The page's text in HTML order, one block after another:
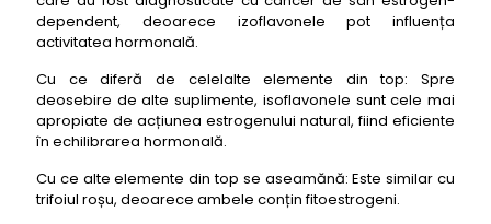
dependent, deoarece izoflavonele pot influența
activitatea hormonală.
Cu ce diferă de celelalte elemente din top: Spre
deosebire de alte suplimente, isoflavonele sunt cele mai
apropiate de acțiunea estrogenului natural, fiind eficiente
în echilibrarea hormonală.
Cu ce alte elemente din top se aseamănă: Este similar cu
trifoiul roșu, deoarece ambele conțin fitoestrogeni.